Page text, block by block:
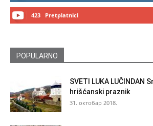
423 Pretplatnici
POPULARNO
SVETI LUKA LUČINDAN
hrišćanski praznik
31. октобар 2018.